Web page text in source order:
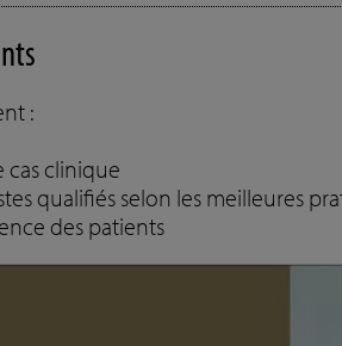
:
cas clinique
qualifiés selon les meilleures
des patients